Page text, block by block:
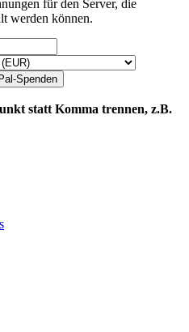
für den Server, die
werden können.
statt Komma trennen, z.B.